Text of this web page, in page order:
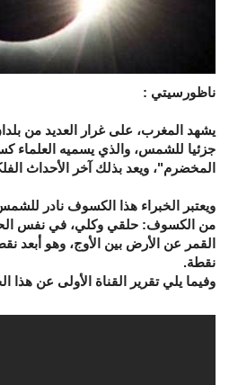
ناظورسيتي :
يشهد المغرب، على غرار العديد من
جزئيا للشمس، والذي يسميه
المخضرم"، ويعد بذلك آخر الأحداث الفلكية
ويعتبر الخبراء هذا الكسوف نادر
من الكسوف: حلقي وكلي، في نفس
القمر عن الأرض بين الأوج، وهو أبعد
نقطة.
وفيما يلي تقرير القناة الأولى عن هذا